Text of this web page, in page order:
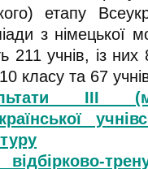
етапу
з німецької
211 учнів, із
класу та 67
ІІІ